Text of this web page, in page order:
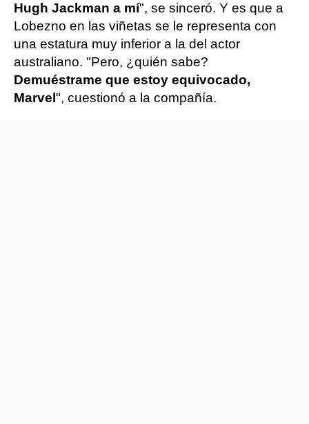
Hugh Jackman a mí", se sinceró. Y es que a
Lobezno en las viñetas se le representa con
una estatura muy inferior a la del actor
australiano. "Pero, ¿quién sabe?
Demuéstrame que estoy equivocado,
Marvel ", cuestionó a la compañía.